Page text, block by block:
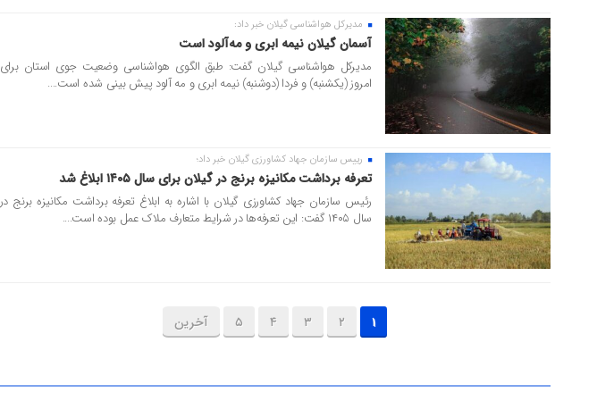
مدیرکل هواشناسی گیلان خبر داد:
آسمان گیلان نیمه ابری و مه‌آلود است
مدیرکل هواشناسی گیلان گفت: طبق الگوی هواشناسی وضعیت جوی استان برای
امروز (یکشنبه) و فردا (دوشنبه) نیمه ابری و مه آلود پیش بینی شده است....
رییس سازمان جهاد کشاورزی گیلان خبر داد؛
تعرفه برداشت مکانیزه برنج در گیلان برای سال ۱۴۰۵ ابلاغ شد
رئیس سازمان جهاد کشاورزی گیلان با اشاره به ابلاغ تعرفه برداشت مکانیزه برنج در
سال ۱۴۰۵ گفت: این تعرفه‌ها در شرایط متعارف ملاک عمل بوده است....
۱ ۲ ۳ ۴ ۵ آخرین